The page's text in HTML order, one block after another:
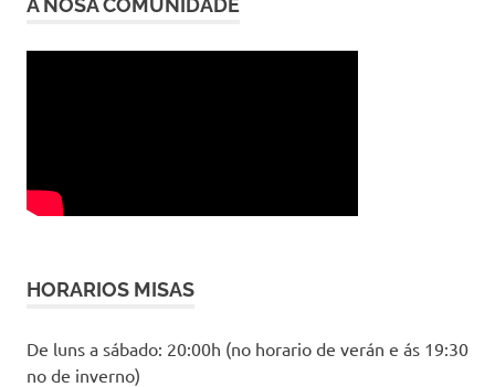
A NOSA COMUNIDADE
HORARIOS MISAS
De luns a sábado: 20:00h (no horario de verán e ás 19:30
no de inverno)